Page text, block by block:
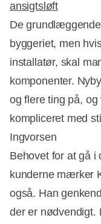
ansigtsløft
De
byggeriet, men
installatør, skal
komponenter.
og flere ting på,
kompliceret med
Ingvorsen
Behovet for at gå i
kunderne mærker
også. Han
der er nødvendigt.